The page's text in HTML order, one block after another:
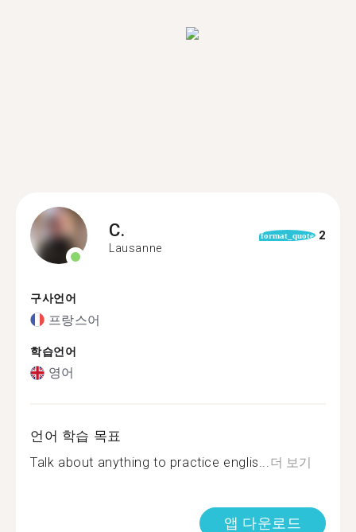
C.
Lausanne
format_quote 2
구사언어
프랑스어
학습언어
영어
언어 학습 목표
Talk about anything to practice englis...더 보기
앱 다운로드